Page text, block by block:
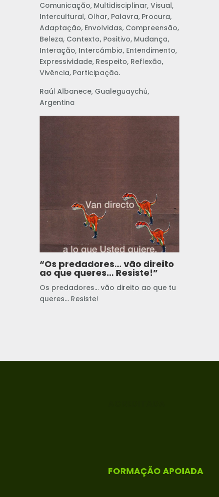
Comunicação, Multidisciplinar, Visual,
Intercultural, Olhar, Palavra, Procura,
Adaptação, Envolvidas, Compreensão,
Beleza, Contexto, Positivo, Mudança,
Interação, Intercâmbio, Entendimento,
Expressividade, Respeito, Reflexão,
Vivência, Participação.
Raúl Albanece, Gualeguaychú,
Argentina
“Os predadores… vão direito
ao que queres… Resiste!”
Os predadores… vão direito ao que tu
queres… Resiste!
FORMAÇÃO APOIADA